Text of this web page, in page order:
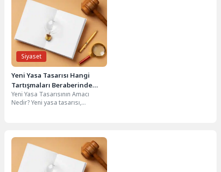
Siyaset
Yeni Yasa Tasarısı Hangi
Tartışmaları Beraberinde
Getiriyor?
Yeni Yasa Tasarısının Amacı
Nedir? Yeni yasa tasarısı,